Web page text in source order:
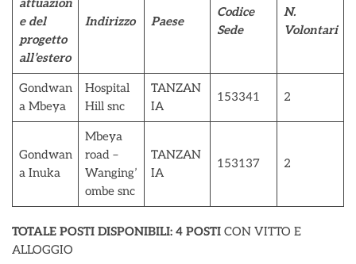
attuazion
e del
progetto
all’estero
Indirizzo Paese
Codice
Sede
N.
Volontari
Gondwan
a Mbeya
Hospital
Hill snc
TANZAN
IA
153341 2
Gondwan
a Inuka
Mbeya
road –
Wanging’
ombe snc
TANZAN
IA
153137 2
TOTALE POSTI DISPONIBILI: 4 POSTI CON VITTO E
ALLOGGIO